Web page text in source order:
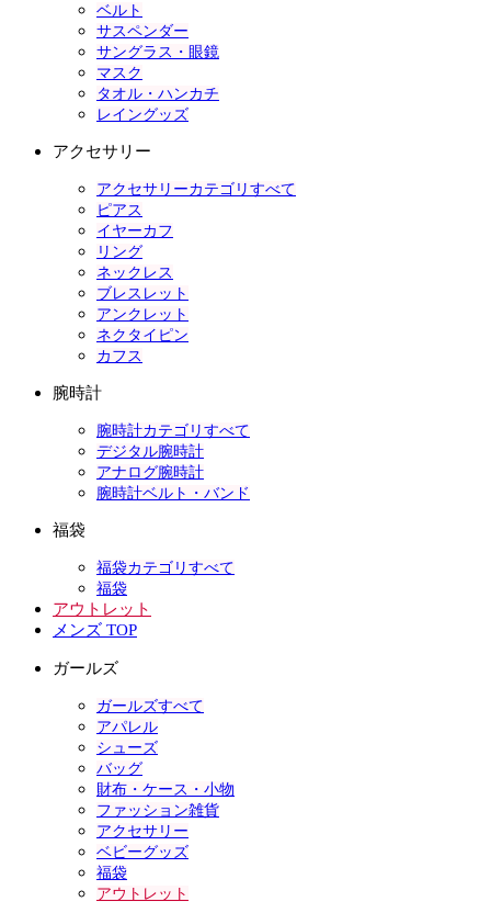
ベルト
サスペンダー
サングラス・眼鏡
マスク
タオル・ハンカチ
レイングッズ
アクセサリー
アクセサリーカテゴリすべて
ピアス
イヤーカフ
リング
ネックレス
ブレスレット
アンクレット
ネクタイピン
カフス
腕時計
腕時計カテゴリすべて
デジタル腕時計
アナログ腕時計
腕時計ベルト・バンド
福袋
福袋カテゴリすべて
福袋
アウトレット
メンズ TOP
ガールズ
ガールズすべて
アパレル
シューズ
バッグ
財布・ケース・小物
ファッション雑貨
アクセサリー
ベビーグッズ
福袋
アウトレット